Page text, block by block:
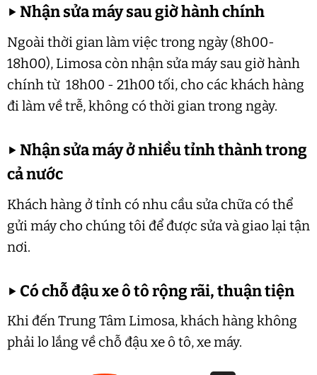
▶Nhận sửa máy sau giờ hành chính
Ngoài thời gian làm việc trong ngày (8h00-
18h00), Limosa còn nhận sửa máy sau giờ hành
chính từ 18h00 - 21h00 tối, cho các khách hàng
đi làm về trễ, không có thời gian trong ngày.
▶Nhận sửa máy ở nhiều tỉnh thành trong
cả nước
Khách hàng ở tỉnh có nhu cầu sửa chữa có thể
gửi máy cho chúng tôi để được sửa và giao lại tận
nơi.
▶ Có chỗ đậu xe ô tô rộng rãi, thuận tiện
Khi đến Trung Tâm Limosa, khách hàng không
phải lo lắng về chỗ đậu xe ô tô, xe máy.